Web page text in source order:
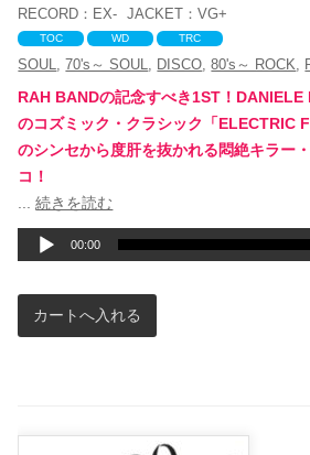
RECORD： EX- JACKET：VG+
TOC WD TRC
SOUL ,70's～ SOUL DISCO ,80's～ ROCK
RAH BANDの記念すべき1ST！
のコズミック・クラシック「ELECTRIC
のシンセから度肝を抜かれる悶絶キラー
コ！
... 続きを読む
声
プ
ー
ヤ
00:00